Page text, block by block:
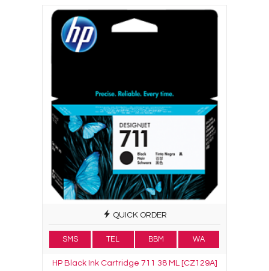
QUICK ORDER
SMS TEL BBM WA
HP Black Ink Cartridge 711 38 ML [CZ129A]